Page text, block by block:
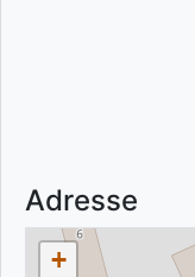
Adresse
+